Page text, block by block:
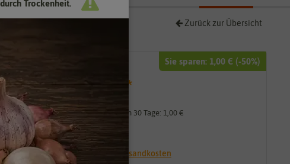
Zurück zur Übersicht
Sie sparen: 1,00 € (-50%)
ab1,00 €*
Niedrigster Preis der letzten 30 Tage: 1,00 €
19,90 € / kg
* inkl. 7% MwSt. zzgl. Versandkosten
Trockenheit.